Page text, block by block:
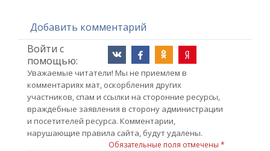
Добавить комментарий
Войти с
помощью:
Уважаемые читатели! Мы не приемлем в
комментариях мат, оскорбления других
участников, спам и ссылки на сторонние ресурсы,
враждебные заявления в сторону администрации
и посетителей ресурса. Комментарии,
нарушающие правила сайта, будут удалены.
Обязательные поля отмечены *